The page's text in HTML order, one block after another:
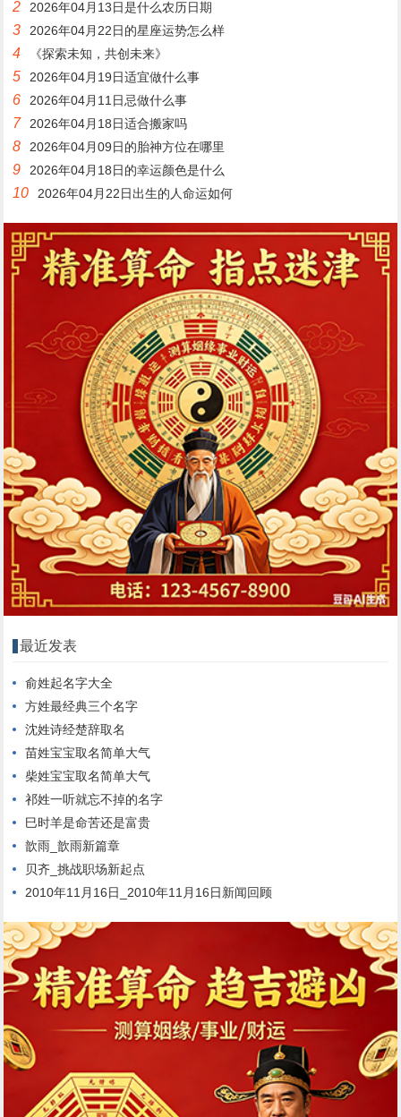
2 2026年04月13日是什么农历日期
3 2026年04月22日的星座运势怎么样
4 《探索未知，共创未来》
5 2026年04月19日适宜做什么事
6 2026年04月11日忌做什么事
7 2026年04月18日适合搬家吗
8 2026年04月09日的胎神方位在哪里
9 2026年04月18日的幸运颜色是什么
10 2026年04月22日出生的人命运如何
最近发表
俞姓起名字大全
方姓最经典三个名字
沈姓诗经楚辞取名
苗姓宝宝取名简单大气
柴姓宝宝取名简单大气
祁姓一听就忘不掉的名字
巳时羊是命苦还是富贵
歆雨_歆雨新篇章
贝齐_挑战职场新起点
2010年11月16日_2010年11月16日新闻回顾